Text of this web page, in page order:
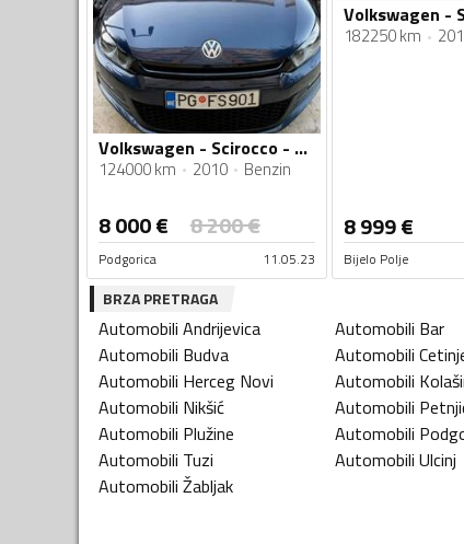
Volkswagen - Scirocco - 1.4 TSI
124000 km 2010 Benzin
8 000€ 8 200€
Podgorica 11.05.23
182250 km
8 999€
Bijelo Polje
BRZA PRETRAGA
Automobili Andrijevica Automobili Bar
Automobili Budva Automobili
Automobili Herceg Novi Automobili
Automobili Nikšić Automobili
Automobili Plužine Automobili
Automobili Tuzi Automobili Ulcinj
Automobili Žabljak